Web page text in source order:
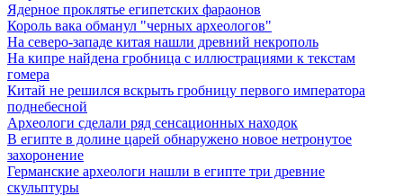
Ядерное проклятье египетских фараонов
Король вака обманул "черных археологов"
На северо-западе китая нашли древний некрополь
На кипре найдена гробница с иллюстрациями к текстам
гомера
Китай не решился вскрыть гробницу первого императора
поднебесной
Археологи сделали ряд сенсационных находок
В египте в долине царей обнаружено новое нетронутое
захоронение
Германские археологи нашли в египте три древние
скульптуры